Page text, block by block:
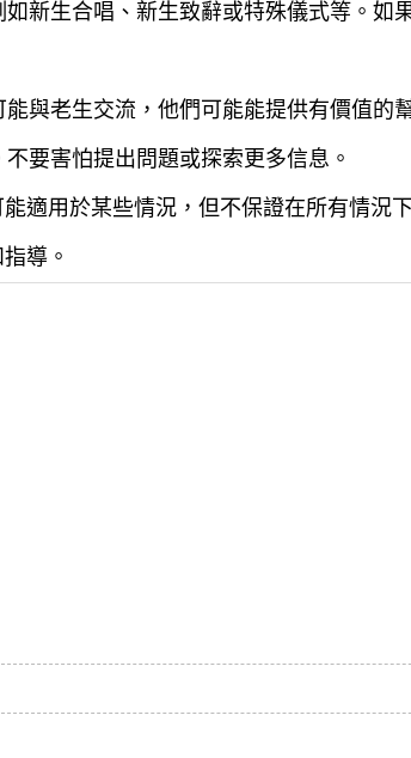
新生合唱、新生致辭或特殊儀式等。如
與老生交流，他們可能能提供有價值的
要害怕提出問題或探索更多信息。
適用於某些情況，但不保證在所有情況
導。